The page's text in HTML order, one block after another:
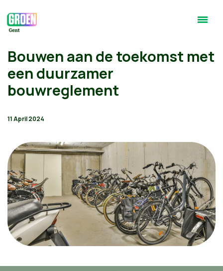
Bouwen aan de toekomst met
een duurzamer
bouwreglement
11 April 2024